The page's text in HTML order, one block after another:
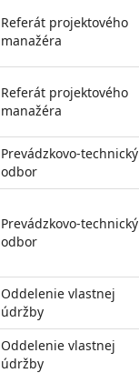
Referát projektového
manažéra
Referát projektového
manažéra
Prevádzkovo-technický
odbor
Prevádzkovo-technický
odbor
Oddelenie vlastnej
údržby
Oddelenie vlastnej
údržby